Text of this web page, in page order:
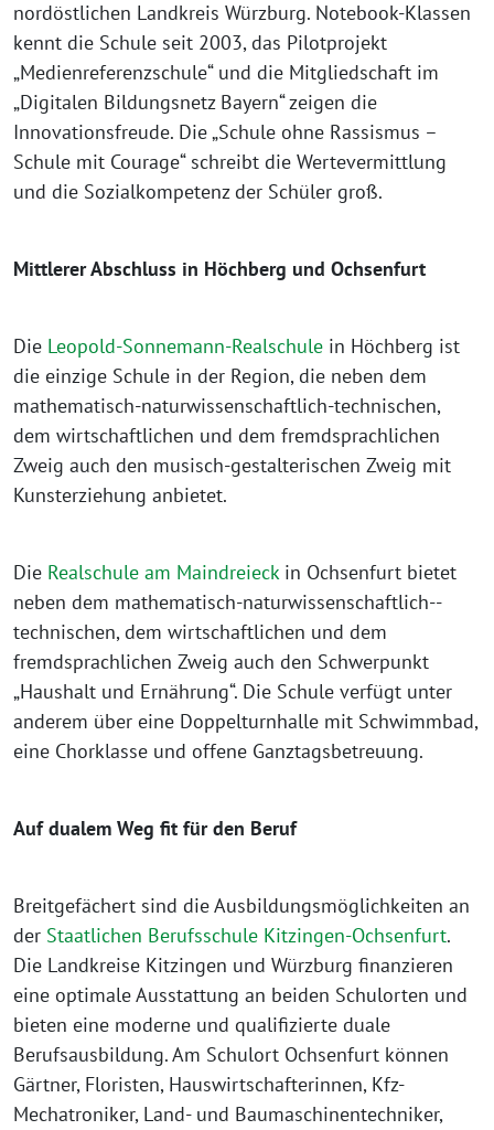
nordöstlichen Landkreis Würzburg. Notebook-Klassen
kennt die Schule seit 2003, das Pilotprojekt
„Medienreferenzschule“ und die Mitgliedschaft im
„Digitalen Bildungsnetz Bayern“ zeigen die
Innovationsfreude. Die „Schule ohne Rassismus –
Schule mit Courage“ schreibt die Wertevermittlung
und die Sozialkompetenz der Schüler groß­.
Mittlerer Abschluss in Höchberg und Ochsenfurt
Die Leopold-Sonnemann-Realschule in Höchberg ist
die einzige Schule in der Region, die neben dem
mathematisch­-naturwissenschaftlich-­technischen,
dem wirtschaftlichen und dem fremdsprachlichen
Zweig auch den musisch­-gestalterischen­ Zweig mit
Kunsterziehung anbietet.
Die Realschule am Maindreieckin Ochsenfurt bietet
neben dem mathematisch­-naturwissenschaftlich-­
technischen, dem wirtschaftlichen und dem
fremdsprachlichen Zweig auch den Schwerpunkt
„Haushalt und Ernährung“. Die Schule verfügt unter
anderem über eine Doppelturnhalle mit Schwimmbad,
eine Chorklasse und offene Ganztagsbetreuung.
Auf dualem Weg fit für den Beruf
Breitgefächert sind die Ausbildungsmöglichkeiten an
der Staatlichen Berufsschule Kitzingen-Ochsenfurt.
Die Landkreise Kitzingen und Würzburg finanzieren
eine optimale Ausstattung an beiden Schulorten und
bieten eine moderne und qualifizierte duale
Berufsausbildung. Am Schulort Ochsenfurt können
Gärtner, Floristen, Hauswirtschafterinnen, Kfz­-
Mechatroniker, Land-­ und Baumaschinentechniker,